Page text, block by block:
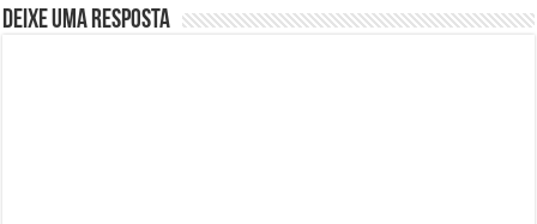
Deixe uma resposta